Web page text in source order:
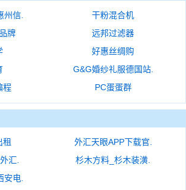
州信.
干粉混合机
牌
远邦过滤器
好惠丝绸购
G&G婚纱礼服德国站.
程
PC蛋蛋群
外汇天眼APP下载官.
汇.
杉木方料_杉木装潢.
安电.